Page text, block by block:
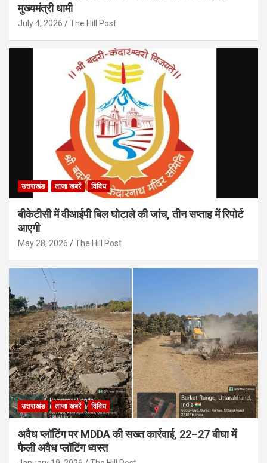
मुख्यमंत्री धामी
July 4, 2026 The Hill Post
उत्तराखंड ताजा खबरें विविध
बीकेटीसी में वीआईपी बिल घोटाले की जांच, तीन सप्ताह में रिपोर्ट
आएगी
May 28, 2026 The Hill Post
उत्तराखंड ताजा खबरें विविध
अवैध प्लॉटिंग पर MDDA की सख्त कार्रवाई, 22–27 बीघा में
फैली अवैध प्लॉटिंग ध्वस्त